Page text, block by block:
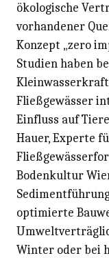
ökologische
vorhandener
Konzept „zero
Studien haben
Fließgewässer
Einfluss auf
Hauer, Experte
Bodenkultur
optimierte
Winter oder bei